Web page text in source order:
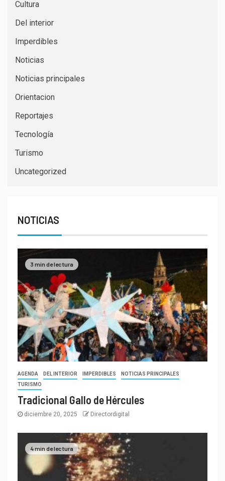
Cultura
Del interior
Imperdibles
Noticias
Noticias principales
Orientacion
Reportajes
Tecnología
Turismo
Uncategorized
NOTICIAS
3 min de lectura
AGENDA DEL INTERIOR IMPERDIBLES
NOTICIAS PRINCIPALES
TURISMO
Tradicional Gallo de Hércules
diciembre 20, 2025 Directordigital
4 min de lectura